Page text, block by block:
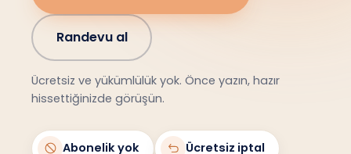
Randevu al
Ücretsiz ve yükümlülük yok. Önce yazın, hazır
hissettiğinizde görüşün.
Abonelik yok Ücretsiz iptal